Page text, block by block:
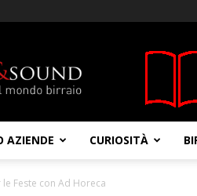
AZIENDE CURIOSITÀ
Feste con Ad Horeca